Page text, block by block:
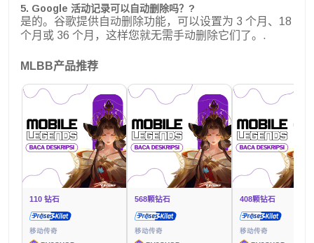
5. Google 活动记录可以自动删除吗？ ?
是的。谷歌提供自动删除功能，可以设置为 3 个月、18
个月或 36 个月，这样您就无需手动删除它们了。.
MLBB产品推荐
110 钻石
移动传奇
568颗钻石
移动传奇
408颗钻石
移动传奇